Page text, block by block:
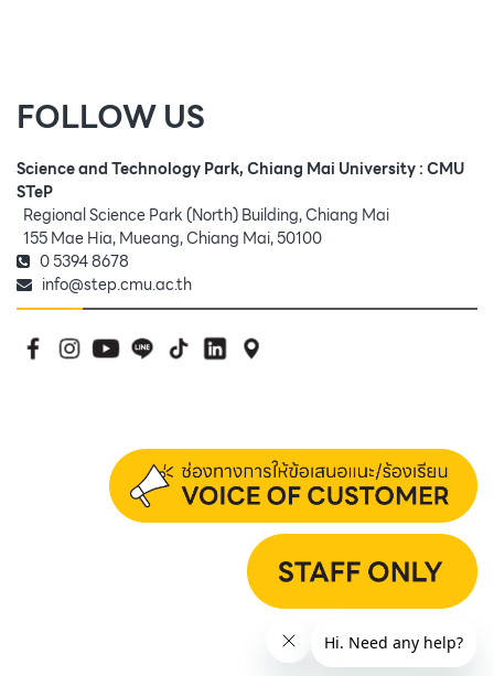
FOLLOW US
Science and Technology Park, Chiang Mai University : CMU
STeP
Regional Science Park (North) Building, Chiang Mai
155 Mae Hia, Mueang, Chiang Mai, 50100
0 5394 8678
info@step.cmu.ac.th